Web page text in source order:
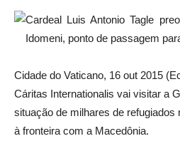
Cardeal Luis Antonio Tagle
Idomeni, ponto de passagem
Cidade do Vaticano, 16 out 2015
Cáritas Internationalis vai visitar a
situação de milhares de refugiados
à fronteira com a Macedônia.